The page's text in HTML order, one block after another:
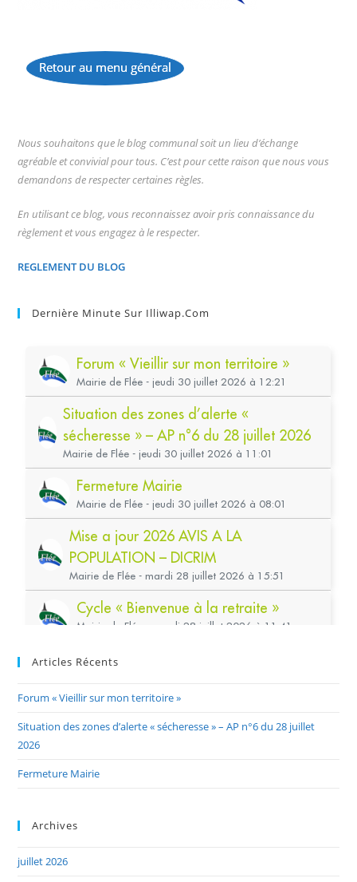
Retour au menu général
...
Nous souhaitons que le blog communal soit un lieu d’échange
agréable et convivial pour tous. C’est pour cette raison que nous vous
demandons de respecter certaines règles.
En utilisant ce blog, vous reconnaissez avoir pris connaissance du
règlement et vous engagez à le respecter.
REGLEMENT DU BLOG
Dernière Minute Sur Illiwap.com
Articles Récents
Forum « Vieillir sur mon territoire »
Situation des zones d’alerte « sécheresse » – AP n°6 du 28 juillet
2026
Fermeture Mairie
Archives
juillet 2026